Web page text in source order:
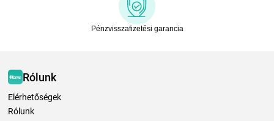
Pénzvisszafizetési garancia
Rólunk
Elérhetőségek
Rólunk